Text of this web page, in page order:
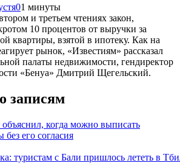
01 минуты
и третьем чтениях закон,
10 процентов от выручки за
квартиры, взятой в ипотеку. Как на
рынок, «Известиям» рассказал
палаты недвижимости, гендиректор
«Бенуа» Дмитрий Щегельский.
записям
когда можно выписать
без его согласия
туристам с Бали пришлось лететь в